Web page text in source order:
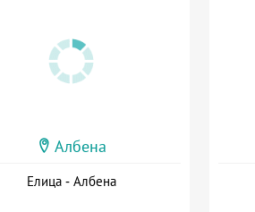
Албена
Елица - Албена